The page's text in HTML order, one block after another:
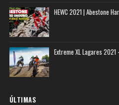
HEWC 2021 | Abestone
Extreme XL Lagares 2021
ÚLTIMAS